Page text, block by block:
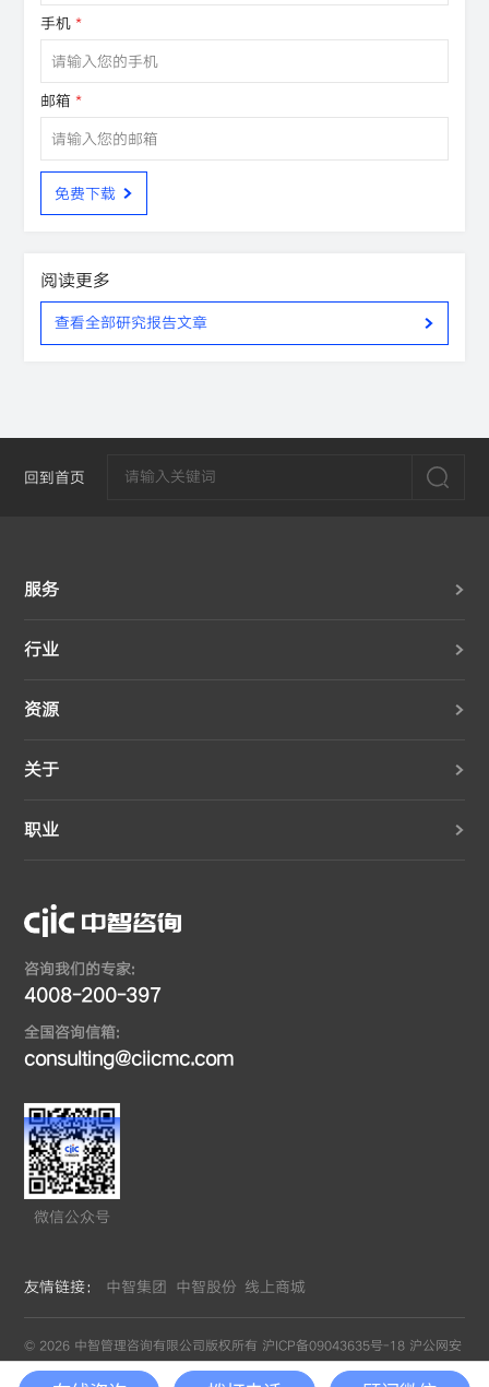
手机 *
邮箱 *
免费下载
阅读更多
查看全部研究报告文章
回到首页
服务
行业
资源
关于
职业
咨询我们的专家:
4008-200-397
全国咨询信箱:
consulting@ciicmc.com
微信公众号
友情链接： 中智集团 中智股份 线上商城
© 2026 中智管理咨询有限公司版权所有 沪ICP备09043635号-18 沪公网安
备31010402008655号
by GrowthMan